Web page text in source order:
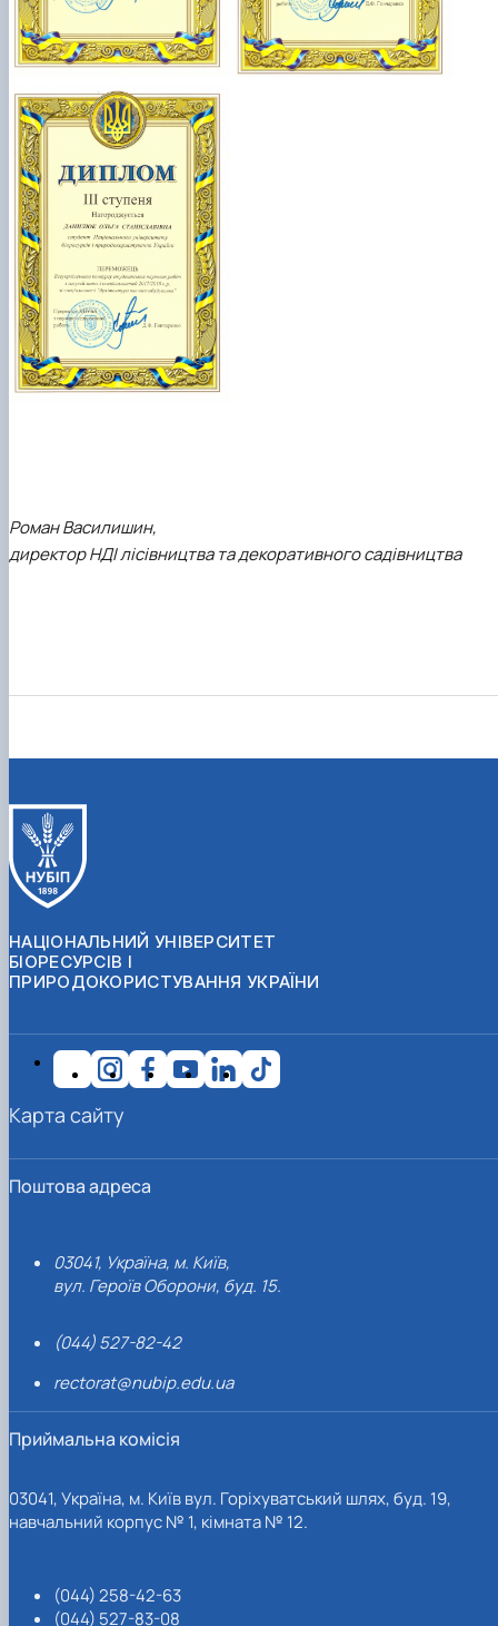
Роман Василишин,
директор НДІ лісівництва та декоративного садівництва
НАЦІОНАЛЬНИЙ УНІВЕРСИТЕТ
БІОРЕСУРСІВ І
ПРИРОДОКОРИСТУВАННЯ УКРАЇНИ
Поштова адреса
03041, Україна, м. Київ,
вул. Героїв Оборони, буд. 15.
(044) 527-82-42
rectorat@nubip.edu.ua
Приймальна комісія
03041, Україна, м. Київ вул. Горіхуватський шлях, буд. 19,
навчальний корпус № 1, кімната № 12.
(044) 258-42-63
(044) 527-83-08
Карта сайту